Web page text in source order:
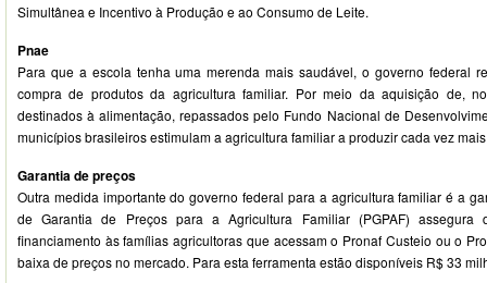
Simultânea e Incentivo à Produção e ao Consumo de Leite.
Pnae
Para que a escola tenha uma merenda mais saudável, o governo federal
compra de produtos da agricultura familiar. Por meio da aquisição de,
destinados à alimentação, repassados pelo Fundo Nacional de
municípios brasileiros estimulam a agricultura familiar a produzir cada vez
Garantia de preços
Outra medida importante do governo federal para a agricultura familiar é a
de Garantia de Preços para a Agricultura Familiar (PGPAF) assegura
financiamento às famílias agricultoras que acessam o Pronaf Custeio ou o
baixa de preços no mercado. Para esta ferramenta estão disponíveis R$ 33